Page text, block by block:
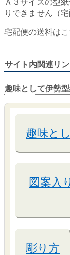
りできません（
宅配便の送料は
サイト内関連リ
趣味として伊勢
趣味と
図案入
彫り方